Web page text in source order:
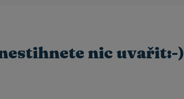
nic uvařit:-)